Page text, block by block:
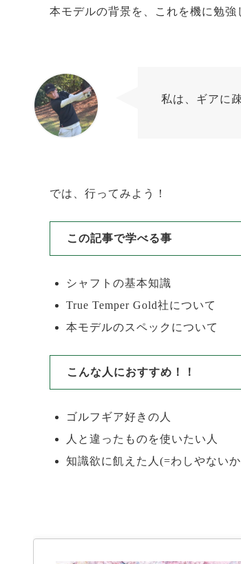
本モデルの背景を、これを機に勉強
私は、ギアに
では、行ってみよう！
この記事で学べる事
シャフトの基本知識
True Temper Gold社について
本モデルのスペックについて
こんな人におすすめ！！
ゴルフギア好きの人
人と違ったものを使いたい人
知識欲に飢えた人(=わしやない